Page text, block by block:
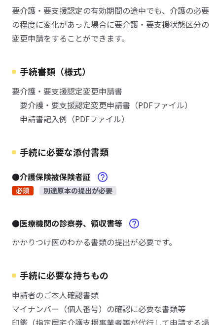
要介護・要支援認定の有効期間の途中でも、介護の必要
の程度に変化があった場合に要介護・要支援状態区分の
変更申請をすることができます。
手続書類（様式）
要介護・要支援認定変更申請書
要介護・要支援認定変更申請書（PDFファイル）
申請書記入例（PDFファイル）
手続に必要な添付書類
●介護保険被保険者証
必須 別途原本の提出が必要
●医療機関の診察券、領収書等
かかりつけ医のわかる書類の提出が必要です。
手続に必要な持ちもの
申請者のご本人確認書類
マイナンバー（個人番号）の確認に必要な書類等
印鑑（指定居宅介護支援事業者等が代行して申請する場